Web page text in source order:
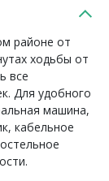
районе от
ходьбы от
все
Для удобного
машина,
кабельное